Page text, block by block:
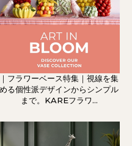
｜フラワーベース特集｜視線を集
める個性派デザインからシンプル
まで。KAREフラワ...